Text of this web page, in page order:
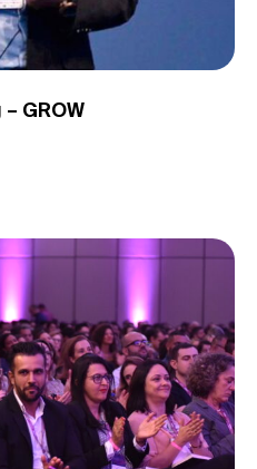
GROW